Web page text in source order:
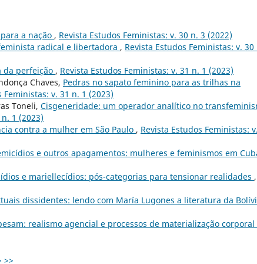
a nação , Revista Estudos Feministas: v. 30 n. 3 (2022)
radical e libertadora , Revista Estudos Feministas: v. 30
da perfeição , Revista Estudos Feministas: v. 31 n. 1 (2023)
Chaves, Pedras no sapato feminino para as trilhas na
Feministas: v. 31 n. 1 (2023)
Toneli, Cisgeneridade: um operador analítico no
1 (2023)
contra a mulher em São Paulo , Revista Estudos Feministas:
e outros apagamentos: mulheres e feminismos em
e mariellecídios: pós-categorias para tensionar realidades ,
dissidentes: lendo com María Lugones a literatura da
realismo agencial e processos de materialização corporal
>>